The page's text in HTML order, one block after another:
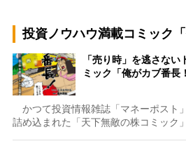
投資ノウハウ満載コミック
「売り時」を逃さな
ミック「俺がカブ番長
かつて投資情報雑誌「マネーポスト
詰め込まれた「天下無敵の株コミック